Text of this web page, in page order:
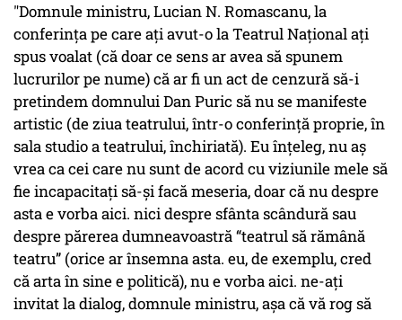
"Domnule ministru, Lucian N. Romascanu, la
conferința pe care ați avut-o la Teatrul Național ați
spus voalat (că doar ce sens ar avea să spunem
lucrurilor pe nume) că ar fi un act de cenzură să-i
pretindem domnului Dan Puric să nu se manifeste
artistic (de ziua teatrului, într-o conferință proprie, în
sala studio a teatrului, închiriată). Eu înțeleg, nu aș
vrea ca cei care nu sunt de acord cu viziunile mele să
fie incapacitați să-și facă meseria, doar că nu despre
asta e vorba aici. nici despre sfânta scândură sau
despre părerea dumneavoastră “teatrul să rămână
teatru” (orice ar însemna asta. eu, de exemplu, cred
că arta în sine e politică), nu e vorba aici. ne-ați
invitat la dialog, domnule ministru, așa că vă rog să